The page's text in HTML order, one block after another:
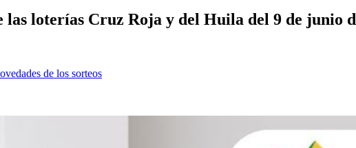
las loterías Cruz Roja y del Huila del 9 de junio
de los sorteos